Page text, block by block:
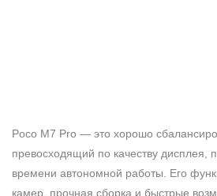
Poco M7 Pro — это хорошо
превосходящий по качеству дисплея,
времени автономной работы. Его
камер, прочная сборка и быстрые